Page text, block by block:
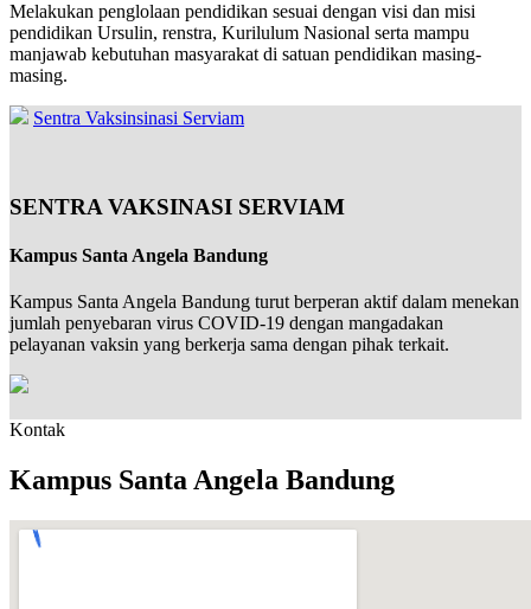
Melakukan penglolaan pendidikan sesuai dengan visi dan misi
pendidikan Ursulin, renstra, Kurilulum Nasional serta mampu
manjawab kebutuhan masyarakat di satuan pendidikan masing-
masing.
Sentra Vaksinsinasi Serviam
SENTRA VAKSINASI SERVIAM
Kampus Santa Angela Bandung
Kampus Santa Angela Bandung turut berperan aktif dalam menekan
jumlah penyebaran virus COVID-19 dengan mangadakan
pelayanan vaksin yang berkerja sama dengan pihak terkait.
Kontak
Kampus Santa Angela Bandung